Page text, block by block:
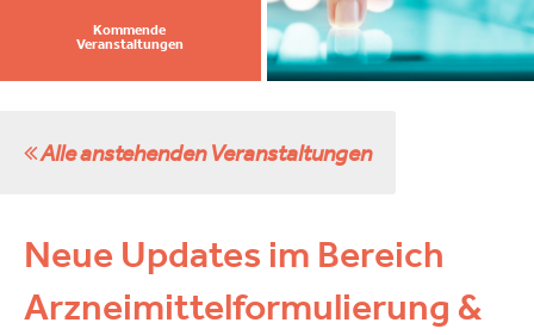
Kommende
Veranstaltungen
Alle anstehenden Veranstaltungen
Neue Updates im Bereich
Arzneimittelformulierung &